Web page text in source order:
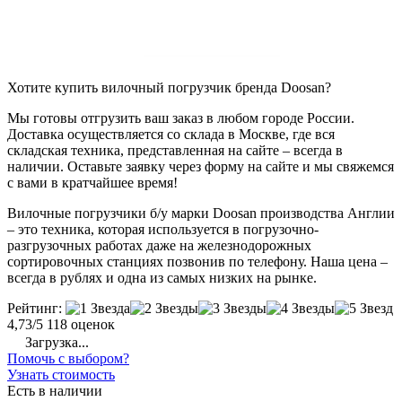
Хотите купить вилочный погрузчик бренда Doosan?
Мы готовы отгрузить ваш заказ в любом городе России.
Доставка осуществляется со склада в Москве, где вся
складская техника, представленная на сайте – всегда в
наличии. Оставьте заявку через форму на сайте и мы свяжемся
с вами в кратчайшее время!
Вилочные погрузчики б/у марки Doosan производства Англии
– это техника, которая используется в погрузочно-
разгрузочных работах даже на железнодорожных
сортировочных станциях позвонив по телефону. Наша цена –
всегда в рублях и одна из самых низких на рынке.
Рейтинг:
4,73/5 118 оценок
Загрузка...
Помочь с выбором?
Узнать стоимость
Есть в наличии